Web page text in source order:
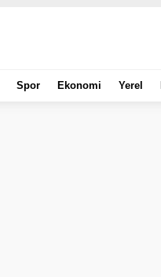
Spor Ekonomi Yerel